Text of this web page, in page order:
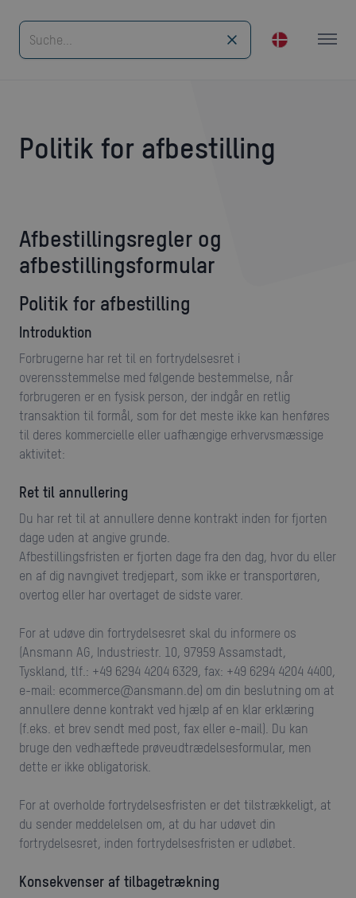
Politik for afbestilling
Afbestillingsregler og
afbestillingsformular
Politik for afbestilling
Introduktion
Forbrugerne har ret til en fortrydelsesret i
overensstemmelse med følgende bestemmelse, når
forbrugeren er en fysisk person, der indgår en retlig
transaktion til formål, som for det meste ikke kan henføres
til deres kommercielle eller uafhængige erhvervsmæssige
aktivitet:
Ret til annullering
Du har ret til at annullere denne kontrakt inden for fjorten
dage uden at angive grunde.
Afbestillingsfristen er fjorten dage fra den dag, hvor du eller
en af dig navngivet tredjepart, som ikke er transportøren,
overtog eller har overtaget de sidste varer.
For at udøve din fortrydelsesret skal du informere os
(Ansmann AG, Industriestr. 10, 97959 Assamstadt,
Tyskland, tlf.: +49 6294 4204 6329, fax: +49 6294 4204 4400,
e-mail: ecommerce@ansmann.de) om din beslutning om at
annullere denne kontrakt ved hjælp af en klar erklæring
(f.eks. et brev sendt med post, fax eller e-mail). Du kan
bruge den vedhæftede prøveudtrædelsesformular, men
dette er ikke obligatorisk.
For at overholde fortrydelsesfristen er det tilstrækkeligt, at
du sender meddelelsen om, at du har udøvet din
fortrydelsesret, inden fortrydelsesfristen er udløbet.
Konsekvenser af tilbagetrækning